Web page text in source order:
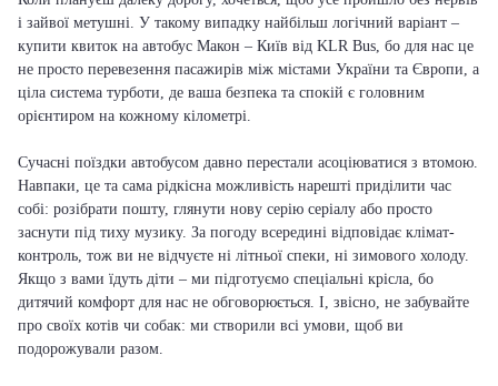
і зайвої метушні. У такому випадку найбільш логічний варіант –
купити квиток на автобус Макон – Київ від KLR Bus, бо для нас це
не просто перевезення пасажирів між містами України та Європи, а
ціла система турботи, де ваша безпека та спокій є головним
орієнтиром на кожному кілометрі.
Сучасні поїздки автобусом давно перестали асоціюватися з втомою.
Навпаки, це та сама рідкісна можливість нарешті приділити час
собі: розібрати пошту, глянути нову серію серіалу або просто
заснути під тиху музику. За погоду всередині відповідає клімат-
контроль, тож ви не відчуєте ні літньої спеки, ні зимового холоду.
Якщо з вами їдуть діти – ми підготуємо спеціальні крісла, бо
дитячий комфорт для нас не обговорюється. І, звісно, не забувайте
про своїх котів чи собак: ми створили всі умови, щоб ви
подорожували разом.